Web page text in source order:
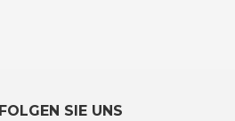
FOLGEN SIE UNS